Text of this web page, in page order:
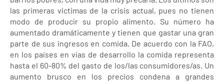
las primeras víctimas de la crisis actual, pues no tienen
modo de producir su propio alimento. Su número ha
aumentado dramáticamente y tienen que gastar una gran
parte de sus ingresos en comida. De acuerdo con la FAO,
en los países en vías de desarrollo la comida representa
hasta el 60-80% del gasto de los/las consumidores/as. Un
aumento brusco en los precios condena a grandes